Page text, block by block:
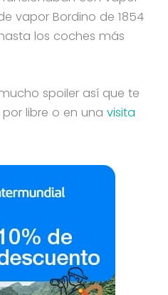
vapor Bordino de 1854
los coches más
spoiler así que te
libre o en una visita